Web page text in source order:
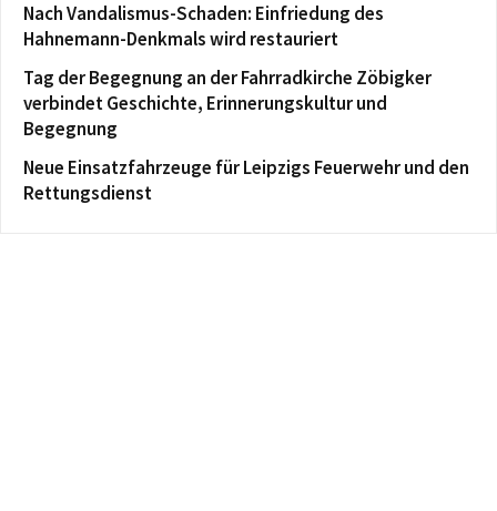
Nach Vandalismus-Schaden: Einfriedung des
Hahnemann-Denkmals wird restauriert
Tag der Begegnung an der Fahrradkirche Zöbigker
verbindet Geschichte, Erinnerungskultur und
Begegnung
Neue Einsatzfahrzeuge für Leipzigs Feuerwehr und den
Rettungsdienst